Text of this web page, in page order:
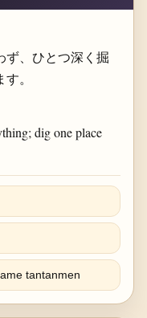
ず、ひとつ深く掘
。
dig one place
tantanmen